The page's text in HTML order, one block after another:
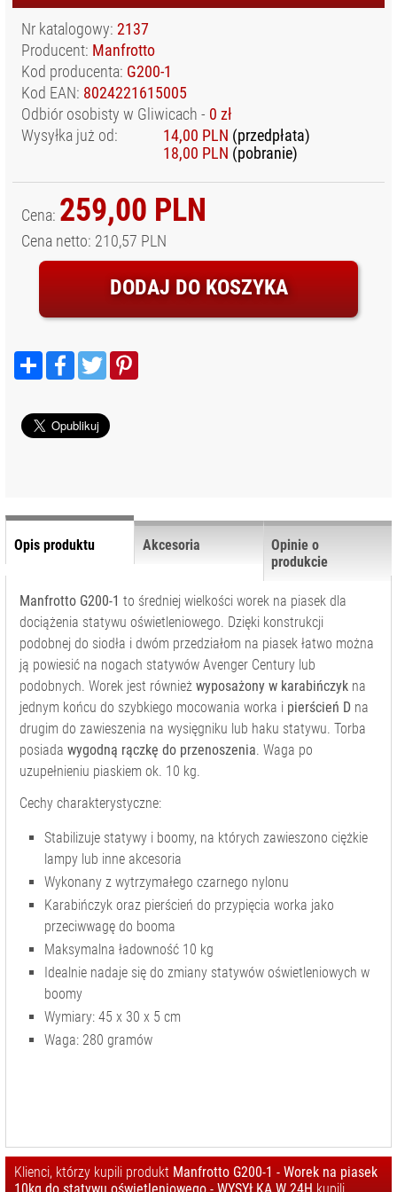
Nr katalogowy: 2137
Producent: Manfrotto
Kod producenta: G200-1
Kod EAN: 8024221615005
Odbiór osobisty w Gliwicach - 0 zł
Wysyłka już od:
14,00 PLN (przedpłata)
18,00 PLN (pobranie)
Cena: 259,00 PLN
Cena netto: 210,57 PLN
DODAJ DO KOSZYKA
Podziel
się
Facebook
Twitter
Opis produktu Akcesoria
Opinie o
produkcie
Manfrotto G200-1 to średniej wielkości worek na piasek dla
dociążenia statywu oświetleniowego. Dzięki konstrukcji
podobnej do siodła i dwóm przedziałom na piasek łatwo można
ją powiesić na nogach statywów Avenger Century lub
podobnych. Worek jest również wyposażony w karabińczyk na
jednym końcu do szybkiego mocowania worka i pierścień D na
drugim do zawieszenia na wysięgniku lub haku statywu. Torba
posiada wygodną rączkę do przenoszenia. Waga po
uzupełnieniu piaskiem ok. 10 kg.
Cechy charakterystyczne:
Stabilizuje statywy i boomy, na których zawieszono ciężkie
lampy lub inne akcesoria
Wykonany z wytrzymałego czarnego nylonu
Karabińczyk oraz pierścień do przypięcia worka jako
przeciwwagę do booma
Maksymalna ładowność 10 kg
Idealnie nadaje się do zmiany statywów oświetleniowych w
boomy
Wymiary: 45 x 30 x 5 cm
Waga: 280 gramów
Klienci, którzy kupili produkt Manfrotto G200-1 - Worek na piasek
ODZIEŻ
FOTOGRAFA I
FILMOWCA
OSŁONY
WODOODPORNE
SPRZĘT AUDIO
SPRZĘT I
AKCESORIA VR
OPTYCZNY I
OBSERWACYJNY
NARAMIENNE, RIGI
STATYWY I
KLAMRY I
STATYWÓW
PRZEDŁUŻKI
STATYWÓW
RAMIONA
TORBY NA
STATYWY
TRZPIENIE I
ŁĄCZNIKI
WYSIĘGNIKI DO
STATYWÓW
POZOSTAŁE
AKCESORIA
FOTOGRAFIA
BEZCIENIOWA
KOLUMNY
MODYFIKATORY
STUDYJNE
STATYWY